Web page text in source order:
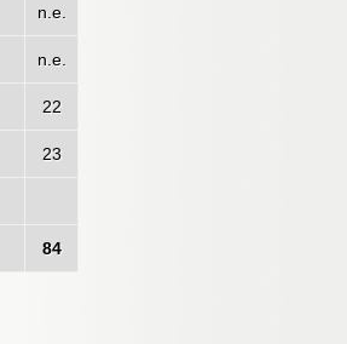
n.e.
n.e.
22
23
84